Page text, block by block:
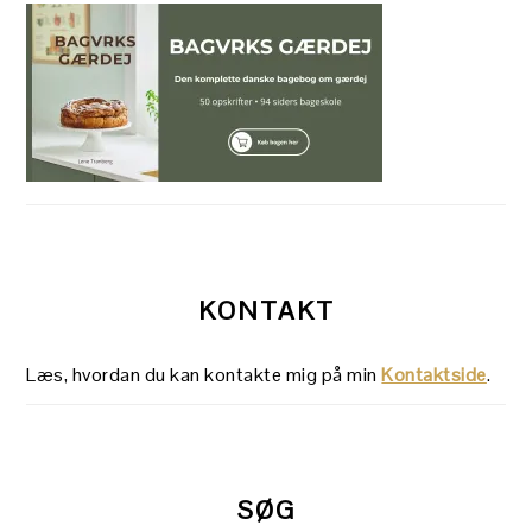
KONTAKT
Læs, hvordan du kan kontakte mig på minKontaktside.
SØG